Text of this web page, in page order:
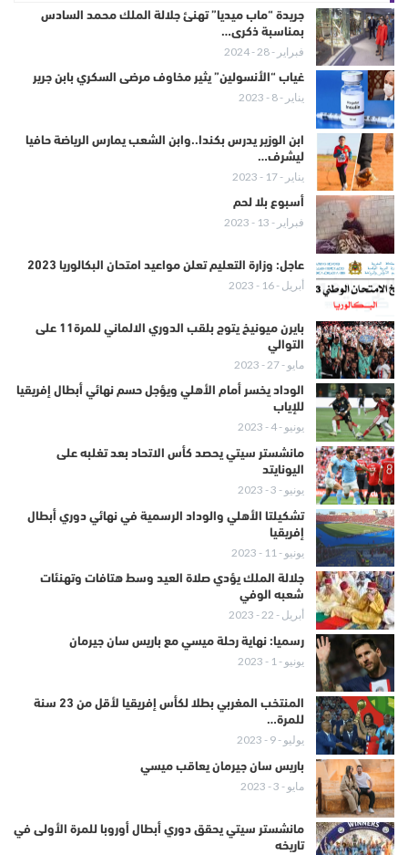
جريدة “ماب ميديا” تهنئ جلالة الملك محمد السادس
بمناسبة ذكرى…
فبراير - 28 - 2024
غياب “الأنسولين” يثير مخاوف مرضى السكري بابن جرير
يناير - 8 - 2023
ابن الوزير يدرس بكندا..وابن الشعب يمارس الرياضة حافيا
ليشرف…
يناير - 17 - 2023
أسبوع بلا لحم
فبراير - 13 - 2023
عاجل: وزارة التعليم تعلن مواعيد امتحان البكالوريا 2023
أبريل - 16 - 2023
بايرن ميونيخ يتوج بلقب الدوري الالماني للمرة11 على
التوالي
مايو - 27 - 2023
الوداد يخسر أمام الأهلي ويؤجل حسم نهائي أبطال إفريقيا
للإياب
يونيو - 4 - 2023
مانشستر سيتي يحصد كأس الاتحاد بعد تغلبه على
اليونايتد
يونيو - 3 - 2023
تشكيلتا الأهلي والوداد الرسمية في نهائي دوري أبطال
إفريقيا
يونيو - 11 - 2023
جلالة الملك يؤدي صلاة العيد وسط هتافات وتهنئات
شعبه الوفي
أبريل - 22 - 2023
رسميا: نهاية رحلة ميسي مع باريس سان جيرمان
يونيو - 1 - 2023
المنتخب المغربي بطلا لكأس إفريقيا لأقل من 23 سنة
للمرة…
يوليو - 9 - 2023
باريس سان جيرمان يعاقب ميسي
مايو - 3 - 2023
مانشستر سيتي يحقق دوري أبطال أوروبا للمرة الأولى في
تاريخه